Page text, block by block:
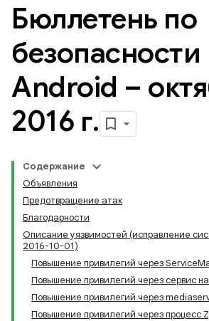
Бюллетень по
безопасности
Android –
2016 г.
Содержание
Объявления
Предотвращение атак
Благодарности
Описание уязвимостей (исправление
2016-10-01)
Повышение привилегий через
Повышение привилегий через сервис
Повышение привилегий через
Повышение привилегий через процесс